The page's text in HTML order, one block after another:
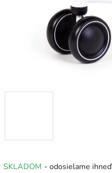
SKLADOM - odosielame ihneď